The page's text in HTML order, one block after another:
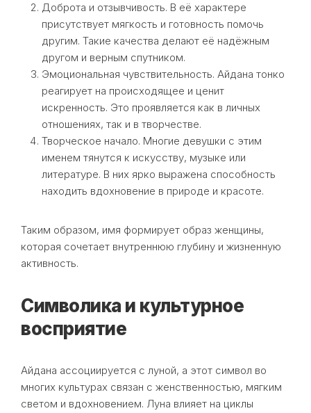
Доброта и отзывчивость. В её характере
присутствует мягкость и готовность помочь
другим. Такие качества делают её надёжным
другом и верным спутником.
Эмоциональная чувствительность. Айдана тонко
реагирует на происходящее и ценит
искренность. Это проявляется как в личных
отношениях, так и в творчестве.
Творческое начало. Многие девушки с этим
именем тянутся к искусству, музыке или
литературе. В них ярко выражена способность
находить вдохновение в природе и красоте.
Таким образом, имя формирует образ женщины,
которая сочетает внутреннюю глубину и жизненную
активность.
Символика и культурное
восприятие
Айдана ассоциируется с луной, а этот символ во
многих культурах связан с женственностью, мягким
светом и вдохновением. Луна влияет на циклы